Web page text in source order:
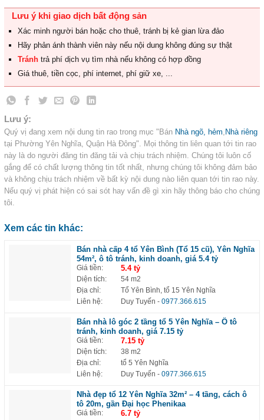
Lưu ý khi giao dịch bất động sản
Xác minh người bán hoặc cho thuê, tránh bị kẻ gian lừa đảo
Hãy phản ánh thành viên này nếu nội dung không đúng sự thật
Tránh trả phí dịch vụ tìm nhà nếu không có hợp đồng
Giá thuê, tiền cọc, phí internet, phí giữ xe, ...
Lưu ý:
Quý vị đang xem nội dung tin rao trong mục "Bán Nhà ngõ, hẻm, Nhà riêng
tại Phường Yên Nghĩa, Quận Hà Đông". Mọi thông tin liên quan tới tin rao
này là do người đăng tin đăng tải và chịu trách nhiệm. Chúng tôi luôn cố
gắng để có chất lượng thông tin tốt nhất, nhưng chúng tôi không đảm bảo
và không chịu trách nhiệm về bất kỳ nội dung nào liên quan tới tin rao này.
Nếu quý vị phát hiện có sai sót hay vấn đề gì xin hãy thông báo cho chúng
tôi.
Xem các tin khác:
Bán nhà cấp 4 tổ Yên Bình (Tổ 15 cũ), Yên Nghĩa
54m², ô tô tránh, kinh doanh, giá 5.4 tỷ
Giá tiền: 5.4 tỷ
Diện tích:
54 m2
Địa chỉ:
Tổ Yên Bình, tổ 15 Yên Nghĩa
Liên hệ:
Duy Tuyến -0977.366.615
Bán nhà lô góc 2 tầng tổ 5 Yên Nghĩa – Ô tô
tránh, kinh doanh, giá 7.15 tỷ
Giá tiền: 7.15 tỷ
Diện tích:
38 m2
Địa chỉ:
tổ 5 Yên Nghĩa
Liên hệ:
Duy Tuyến -0977.366.615
Nhà đẹp tổ 12 Yên Nghĩa 32m² – 4 tầng, cách ô
tô 20m, gần Đại học Phenikaa
Giá tiền: 6.7 tỷ